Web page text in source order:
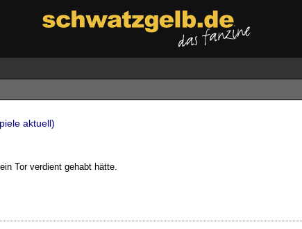
aktuell)
Tor verdient gehabt hätte.